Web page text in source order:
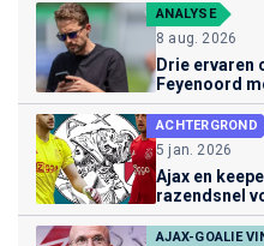
ANALYSE
8 aug. 2026
Drie ervaren
Feyenoord
ACHTERGROND
5 jan. 2026
Ajax en
razendsnel
AJAX-GOALIE